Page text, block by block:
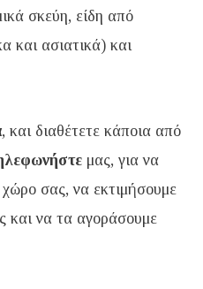
σκεύη, είδη από
και ασιατικά) και
, και διαθέτετε κάποια από
μας, για να
σας, να εκτιμήσουμε
και να τα αγοράσουμε